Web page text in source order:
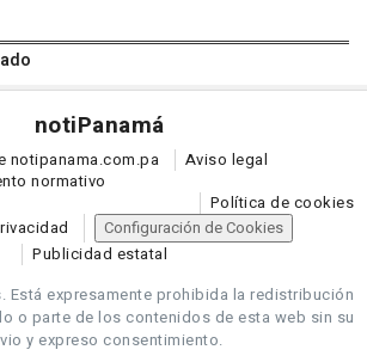
notiPanamá
notipanama.com.pa
Aviso legal
normativo
Política de cookies
Configuración de Cookies
Publicidad estatal
Está expresamente prohibida la redistribución
o parte de los contenidos de esta web sin su
y expreso consentimiento.